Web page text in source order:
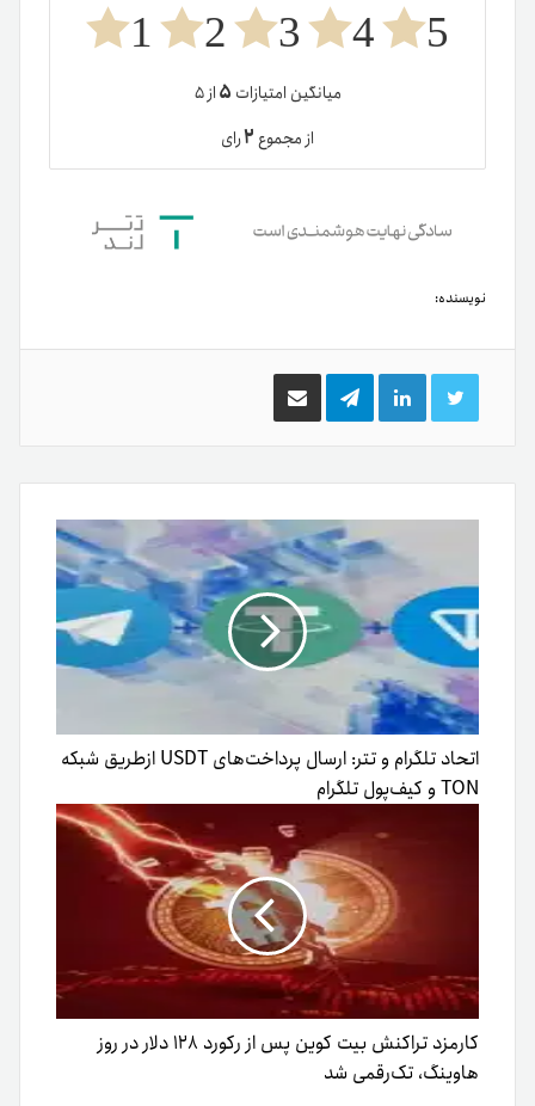
5
4
3
2
1
میانگین امتیازات ۵از ۵
از مجموع۲رای
نویسنده:
توییتر لینکدینتلگرام اشتراک
گذاری
ایمیل
اتحاد تلگرام و تتر: ارسال پرداخت‌های USDT ازطریق شبکه
TON و کیف‌پول تلگرام
کارمزد تراکنش بیت کوین پس از رکورد ۱۲۸ دلار در روز
هاوینگ، تک‌رقمی شد